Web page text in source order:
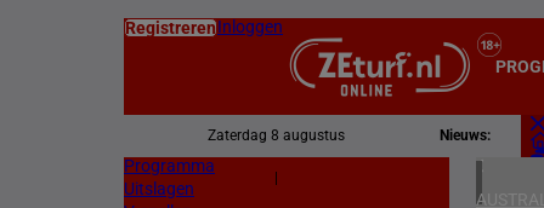
RegistrerenInloggen
Zaterdag 8 augustus Nieuws:
Programma
Uitslagen